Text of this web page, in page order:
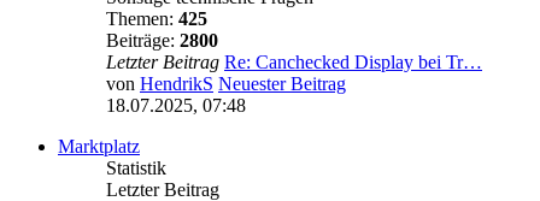
Themen: 425
Beiträge: 2800
Letzter Beitrag Re: Canchecked Display bei Tr…
von HendrikS Neuester Beitrag
18.07.2025, 07:48
Marktplatz
Statistik
Letzter Beitrag